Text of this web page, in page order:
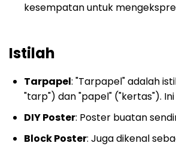
kesempatan untuk
Istilah
Tarpapel: "Tarpapel" adalah
"tarp") dan "papel" ("kertas").
DIY Poster: Poster buatan
Block Poster: Juga dikenal